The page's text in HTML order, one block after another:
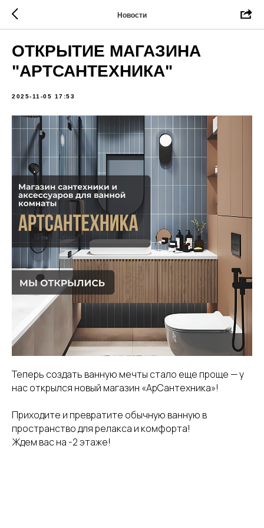
Новости
ОТКРЫТИЕ МАГАЗИНА
"АРТСАНТЕХНИКА"
2025-11-05 17:53
Теперь создать ванную мечты стало еще проще — у
нас открылся новый магазин «АрСантехника»!
Приходите и превратите обычную ванную в
пространство для релакса и комфорта!
Ждем вас на -2 этаже!